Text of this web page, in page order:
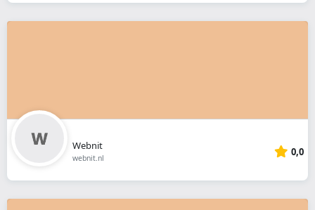
Webnit
webnit.nl 0,0